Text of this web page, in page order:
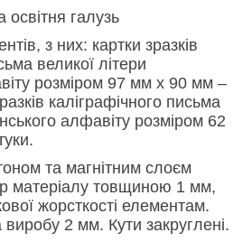
освітня галузь
з них: картки зразків
великої літери
розміром 97 мм x 90 мм –
каліграфічного письма
алфавіту розміром 62
и.
та магнітним слоєм
матеріалу товщиною 1 мм,
жорсткості елементам.
виробу 2 мм. Кути закруглені.